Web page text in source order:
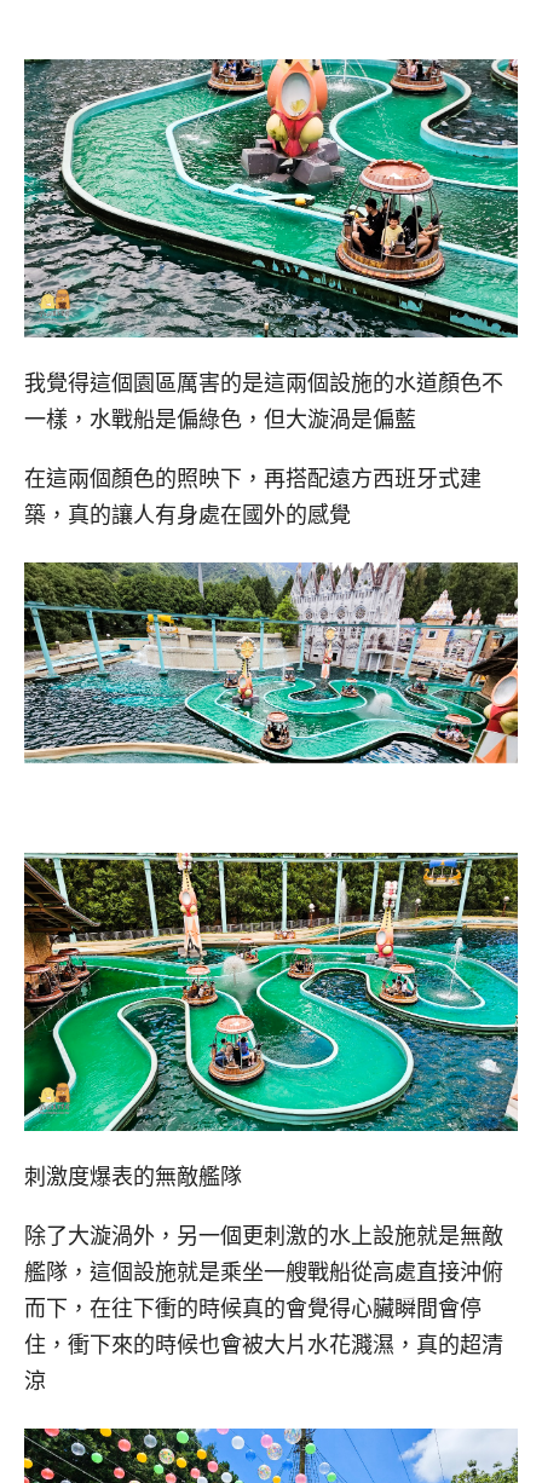
我覺得這個園區厲害的是這兩個設施的水道顏色不
一樣，水戰船是偏綠色，但大漩渦是偏藍
在這兩個顏色的照映下，再搭配遠方西班牙式建
築，真的讓人有身處在國外的感覺
刺激度爆表的無敵艦隊
除了大漩渦外，另一個更刺激的水上設施就是無敵
艦隊，這個設施就是乘坐一艘戰船從高處直接沖俯
而下，在往下衝的時候真的會覺得心臟瞬間會停
住，衝下來的時候也會被大片水花濺濕，真的超清
涼